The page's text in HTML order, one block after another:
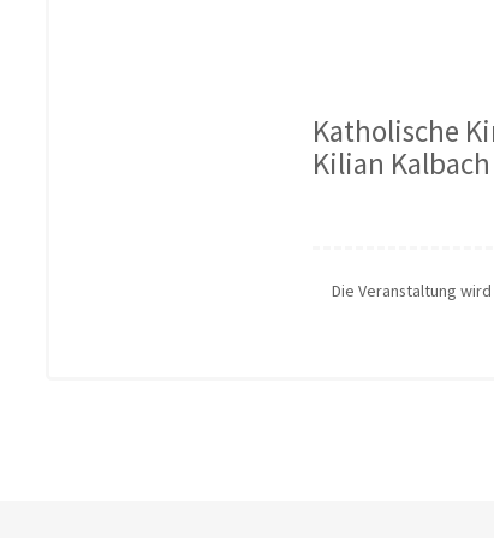
Katholische
Kilian Kalbach
Die Veranstaltung